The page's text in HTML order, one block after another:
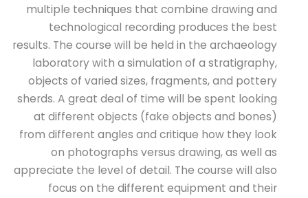
multiple techniques that combine drawing and
technological recording produces the best
results. The course will be held in the archaeology
laboratory with a simulation of a stratigraphy,
objects of varied sizes, fragments, and pottery
sherds. A great deal of time will be spent looking
at different objects (fake objects and bones)
from different angles and critique how they look
on photographs versus drawing, as well as
appreciate the level of detail. The course will also
focus on the different equipment and their